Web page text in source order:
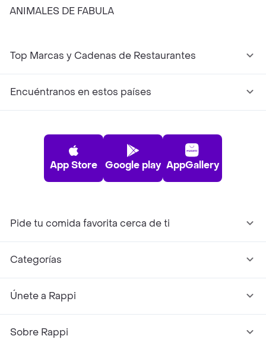
ANIMALES DE FABULA
Top Marcas y Cadenas de Restaurantes
Encuéntranos en estos países
App Store Google play AppGallery
Pide tu comida favorita cerca de ti
Categorías
Únete a Rappi
Sobre Rappi